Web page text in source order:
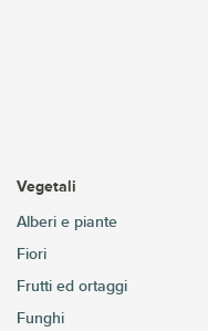
Vegetali
Alberi e piante
Fiori
Frutti ed ortaggi
Funghi